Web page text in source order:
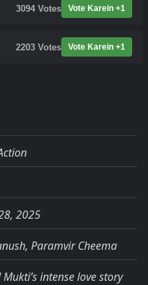
3094 Votes Vote Karein +1
2203 Votes Vote Karein +1
2025
Paramvir Cheema
intense love story